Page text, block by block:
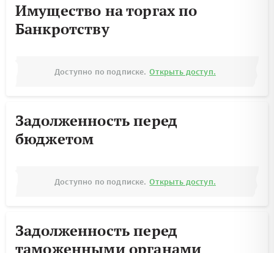
Имущество на торгах по
Банкротству
Доступно по подписке. Открыть доступ.
Задолженность перед
бюджетом
Доступно по подписке. Открыть доступ.
Задолженность перед
таможенными органами